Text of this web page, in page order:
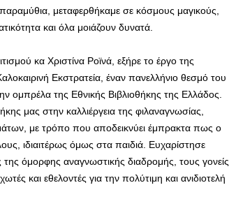
μεταφερθήκαμε σε κόσμους μαγικούς,
και όλα μοιάζουν δυνατά.
κα Χριστίνα Ροϊνά, εξήρε το έργο της
Εκστρατεία, έναν πανελλήνιο θεσμό του
ομπρέλα της Εθνικής Βιβλιοθήκης της Ελλάδος.
μας στην καλλιέργεια της φιλαναγνωσίας,
με τρόπο που αποδεικνύει έμπρακτα πως ο
ιδιαιτέρως όμως στα παιδιά. Ευχαρίστησε
όμορφης αναγνωστικής διαδρομής, τους γονείς
και εθελοντές για την πολύτιμη και ανιδιοτελή